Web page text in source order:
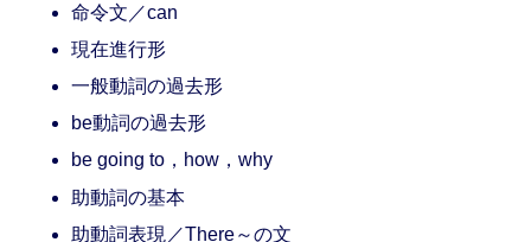
命令文／can
現在進行形
一般動詞の過去形
be動詞の過去形
be going to，how，why
助動詞の基本
助動詞表現／There～の文